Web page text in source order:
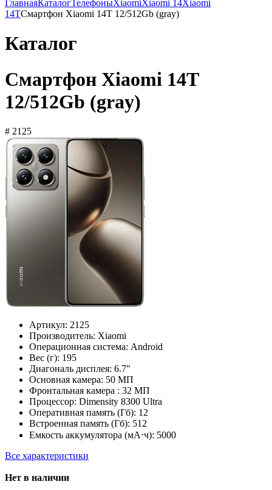
ГлавнаяКаталогТелефоныXiaomiXiaomi 14Xiaomi
14TСмартфон Xiaomi 14T 12/512Gb (gray)
Каталог
Смартфон Xiaomi 14T
12/512Gb (gray)
# 2125
Артикул: 2125
Производитель: Xiaomi
Операционная система: Android
Вес (г): 195
Диагональ дисплея: 6.7"
Основная камера: 50 МП
Фронтальная камера : 32 МП
Процессор: Dimensity 8300 Ultra
Оперативная память (Гб): 12
Встроенная память (Гб): 512
Емкость аккумулятора (мА⋅ч): 5000
Все характеристики
Нет в наличии